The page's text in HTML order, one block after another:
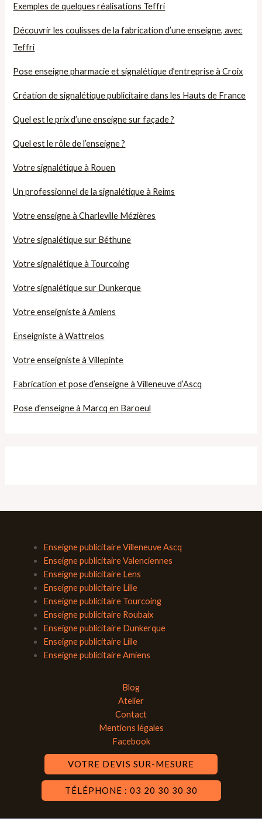
Exemples de quelques réalisations Teffri
Découvrir les coulisses de la fabrication d’une enseigne, avec
Teffri
Pose enseigne pharmacie et signalétique d’entreprise à Croix
Création de signalétique publicitaire dans les Hauts de France
Quel est le prix d’une enseigne sur façade ?
Quel est le rôle de l’enseigne ?
Votre signalétique à Rouen
Un professionnel de la signalétique à Reims
Votre enseigne à Charleville Mézières
Votre signalétique sur Béthune
Votre signalétique à Tourcoing
Votre signalétique sur Dunkerque
Votre enseigniste à Amiens
Enseigniste à Wattrelos
Votre enseigniste à Villepinte
Fabrication et pose d’enseigne à Villeneuve d’Ascq
Pose d’enseigne à Marcq en Baroeul
Enseigne publicitaire Villeneuve Ascq
Enseigne publicitaire Valenciennes
Enseigne publicitaire Lens
Enseigne publicitaire Lille
Enseigne publicitaire Tourcoing
Enseigne publicitaire Roubaix
Enseigne publicitaire Dunkerque
Enseigne publicitaire Lille
Enseigne publicitaire Amiens
Blog
Atelier
Contact
Mentions légales
Facebook
VOTRE DEVIS SUR-MESURE
TÉLÉPHONE : 03 20 30 30 30